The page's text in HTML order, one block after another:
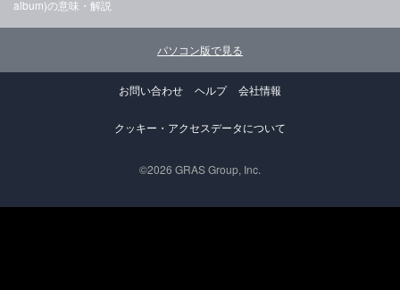
album)の意味・解説
パソコン版で見る
お問い合わせ ヘルプ 会社情報
クッキー・アクセスデータについて
©2026 GRAS Group, Inc.